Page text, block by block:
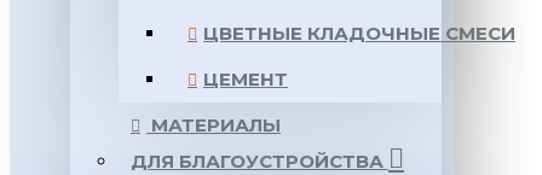
ЦВЕТНЫЕ КЛАДОЧНЫЕ СМЕСИ
ЦЕМЕНТ
МАТЕРИАЛЫ
ДЛЯ БЛАГОУСТРОЙСТВА